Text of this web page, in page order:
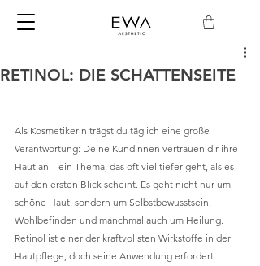
RETINOL: DIE SCHATTENSEITE
Als Kosmetikerin trägst du täglich eine große
Verantwortung: Deine Kundinnen vertrauen dir ihre
Haut an – ein Thema, das oft viel tiefer geht, als es
auf den ersten Blick scheint. Es geht nicht nur um
schöne Haut, sondern um Selbstbewusstsein,
Wohlbefinden und manchmal auch um Heilung.
Retinol ist einer der kraftvollsten Wirkstoffe in der
Hautpflege, doch seine Anwendung erfordert